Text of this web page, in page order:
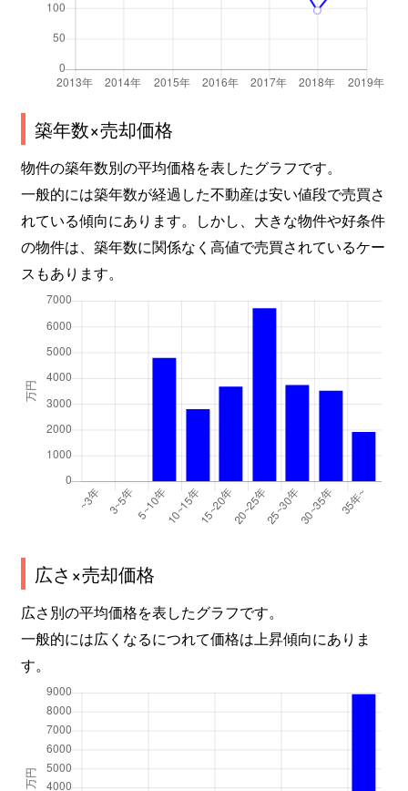
築年数×売却価格
物件の築年数別の平均価格を表したグラフです。
一般的には築年数が経過した不動産は安い値段で売買さ
れている傾向にあります。しかし、大きな物件や好条件
の物件は、築年数に関係なく高値で売買されているケー
スもあります。
広さ×売却価格
広さ別の平均価格を表したグラフです。
一般的には広くなるにつれて価格は上昇傾向にありま
す。